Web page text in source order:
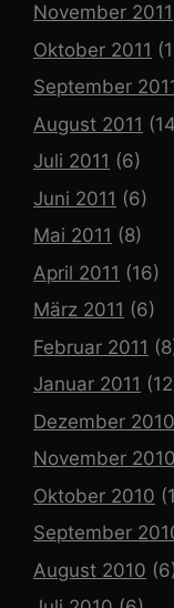
November 2011
Oktober 2011
September
August 2011
Juli 2011 (6)
Juni 2011 (6)
Mai 2011 (8)
April 2011 (16)
März 2011 (6)
Februar 2011
Januar 2011
Dezember 2010
November 2010
Oktober 2010
September
August 2010